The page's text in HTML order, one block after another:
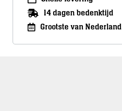
14 dagen bedenktijd
Grootste van Nederland